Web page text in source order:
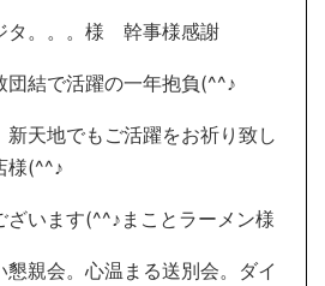
。。。様 幹事様感謝
団結で活躍の一年抱負(^^♪
新天地でもご活躍をお祈り致し
様(^^♪
ざいます(^^♪まことラーメン様
親会。心温まる送別会。ダイ